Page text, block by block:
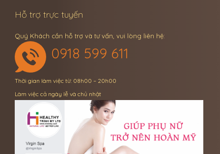
Hỗ trợ trực tuyến
Quý Khách cần hỗ trợ và tư vấn, vui lòng liên hệ:
0918 599 611
Thời gian làm việc từ: 08h00 – 20h00
Làm việc cả ngày lễ và chủ nhật